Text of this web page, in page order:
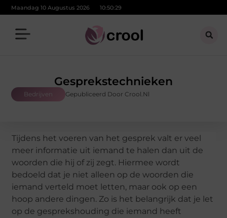
Maandag 10 Augustus 2026 10:50:30
Gesprekstechnieken
Bedrijven Gepubliceerd Door Crool.nl
Tijdens het voeren van het gesprek valt er veel
meer informatie uit iemand te halen dan uit de
woorden die hij of zij zegt. Hiermee wordt
bedoeld dat je niet alleen op de woorden die
iemand verteld moet letten, maar ook op een
hoop andere dingen. Zo is het belangrijk dat je let
op de gesprekshouding die iemand heeft